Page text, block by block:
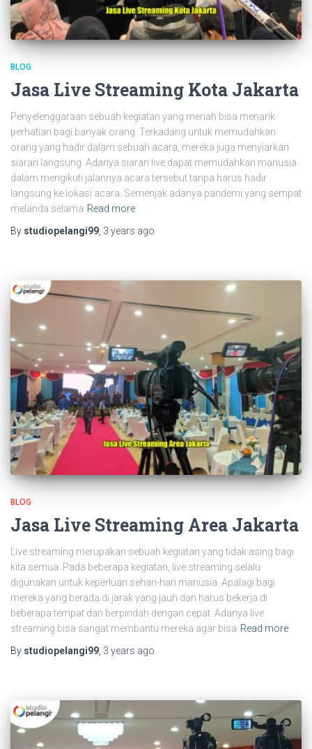
BLOG
Jasa Live Streaming Kota Jakarta
Penyelenggaraan sebuah kegiatan yang meriah bisa menarik
perhatian bagi banyak orang. Terkadang untuk memudahkan
orang yang hadir dalam sebuah acara, mereka juga menyiarkan
siaran langsung. Adanya siaran live dapat memudahkan manusia
dalam mengikuti jalannya acara tersebut tanpa harus hadir
langsung ke lokasi acara. Semenjak adanya pandemi yang sempat
melanda selama Read more
By studiopelangi99, 3 years ago
BLOG
Jasa Live Streaming Area Jakarta
Live streaming merupakan sebuah kegiatan yang tidak asing bagi
kita semua. Pada beberapa kegiatan, live streaming selalu
digunakan untuk keperluan sehari-hari manusia. Apalagi bagi
mereka yang berada di jarak yang jauh dan harus bekerja di
beberapa tempat dan berpindah dengan cepat. Adanya live
streaming bisa sangat membantu mereka agar bisa Read more
By studiopelangi99 3 years ago